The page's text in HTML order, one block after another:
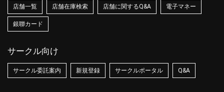
店舗一覧 店舗在庫検索 店舗に関するQ&A 電子マネー
銀聯カード
サークル向け
サークル委託案内 新規登録 サークルポータル Q&A